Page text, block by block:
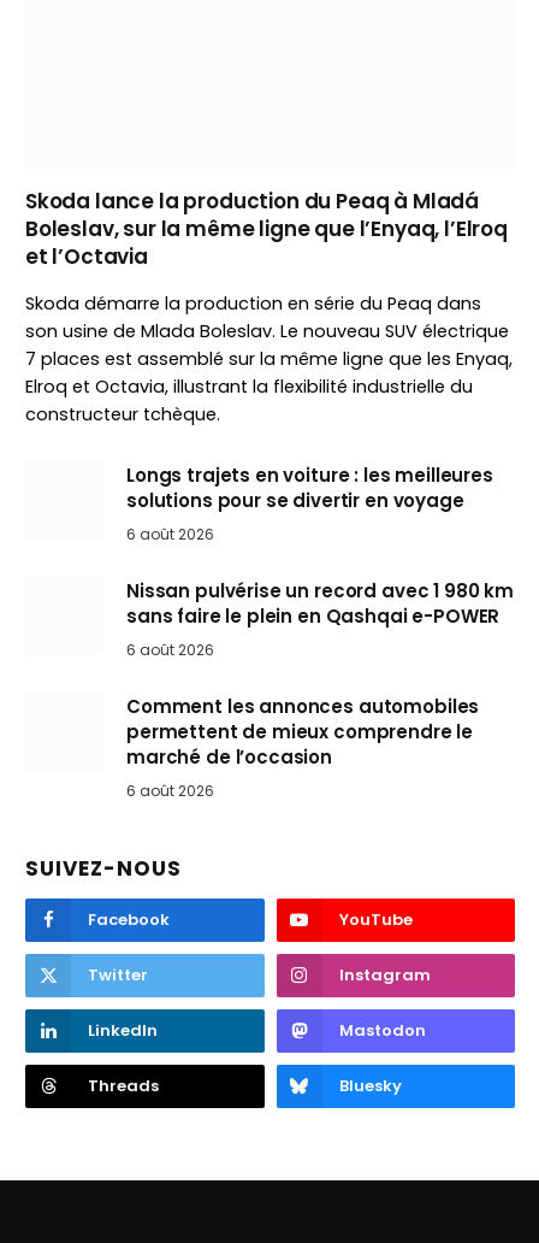
Skoda lance la production du Peaq à Mladá
Boleslav, sur la même ligne que l’Enyaq, l’Elroq
et l’Octavia
Skoda démarre la production en série du Peaq dans
son usine de Mlada Boleslav. Le nouveau SUV électrique
7 places est assemblé sur la même ligne que les Enyaq,
Elroq et Octavia, illustrant la flexibilité industrielle du
constructeur tchèque.
Longs trajets en voiture : les meilleures
solutions pour se divertir en voyage
6 août 2026
Nissan pulvérise un record avec 1 980 km
sans faire le plein en Qashqai e-POWER
6 août 2026
Comment les annonces automobiles
permettent de mieux comprendre le
marché de l’occasion
6 août 2026
SUIVEZ-NOUS
Facebook YouTube
Twitter Instagram
LinkedIn Mastodon
Threads Bluesky